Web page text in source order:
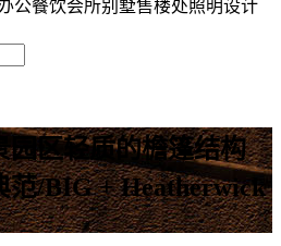
园区轻质的檐篷结构
范/BIG + Heatherwick